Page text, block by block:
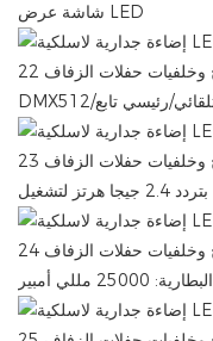
شاشة عرض LED
البطارية: 25000 مللي أمبير